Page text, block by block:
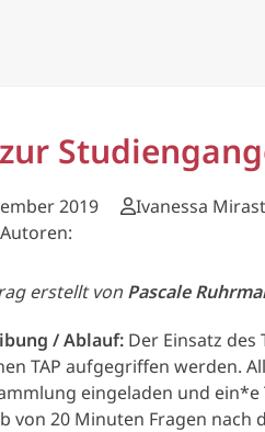
zur
2019 Ivanessa
erstellt von Pascale
/ Ablauf: Der Einsatz
TAP aufgegriffen werden.
eingeladen und
von 20 Minuten Fragen nach